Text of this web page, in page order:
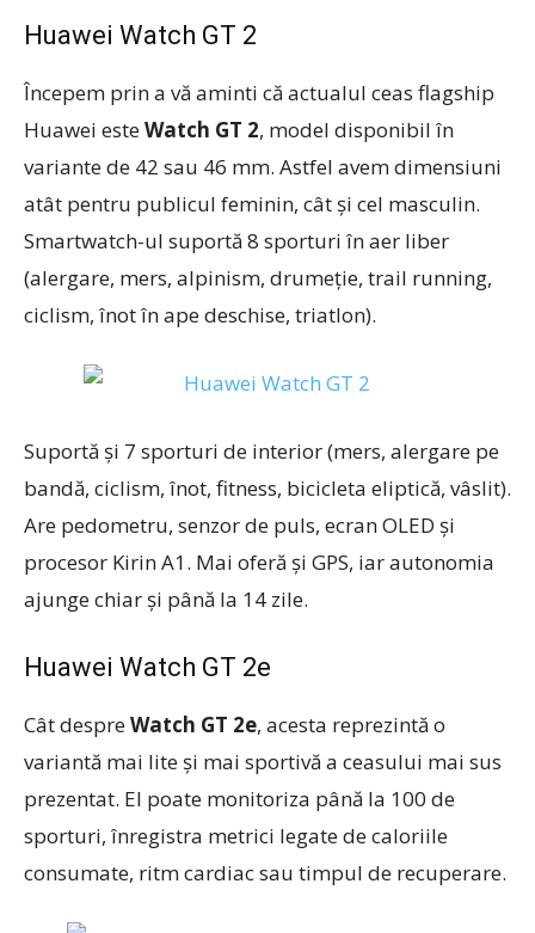
Huawei Watch GT 2
Începem prin a vă aminti că actualul ceas flagship
Huawei esteWatch GT 2, model disponibil în
variante de 42 sau 46 mm. Astfel avem dimensiuni
atât pentru publicul feminin, cât și cel masculin.
Smartwatch-ul suportă 8 sporturi în aer liber
(alergare, mers, alpinism, drumeţie, trail running,
ciclism, înot în ape deschise, triatlon).
Suportă şi 7 sporturi de interior (mers, alergare pe
bandă, ciclism, înot, fitness, bicicleta eliptică, vâslit).
Are pedometru, senzor de puls, ecran OLED și
procesor Kirin A1. Mai oferă și GPS, iar autonomia
ajunge chiar și până la 14 zile.
Huawei Watch GT 2e
Cât despreWatch GT 2e, acesta reprezintă o
variantă mai lite și mai sportivă a ceasului mai sus
prezentat. El poate monitoriza până la 100 de
sporturi, înregistra metrici legate de caloriile
consumate, ritm cardiac sau timpul de recuperare.